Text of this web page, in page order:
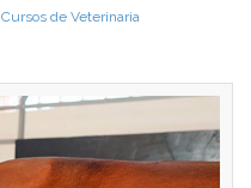
-Salidas Profesionales-
Con los conocimientos que
adquirirás con este Curso
podrás desarrollar las
Cursos de Veterinaria